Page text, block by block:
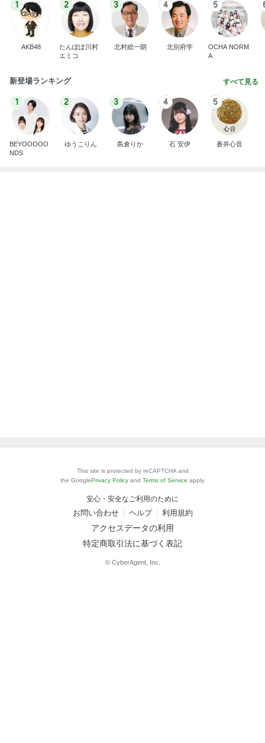
1
AKB48
2
たんぽぽ川村
エミコ
3
北村総一朗
4
北別府学
5
OCHA NORM
A
新登場ランキング すべて見る
1
BEYOOOOO
NDS
2
ゆうこりん
3
島倉りか
4
石 安伊
5
蒼井心音
This site is protected by reCAPTCHA and
the GooglePrivacy Policy and Terms of Service apply.
安心・安全なご利用のために
お問い合わせ ヘルプ 利用規約
アクセスデータの利用
特定商取引法に基づく表記
© CyberAgent, Inc.